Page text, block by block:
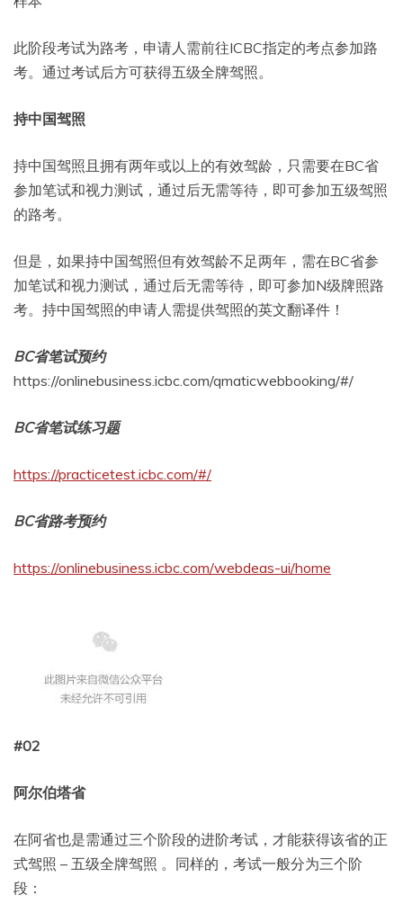
此阶段考试为路考，申请人需前往ICBC指定的考点参加路
考。通过考试后方可获得五级全牌驾照。
持中国驾照
持中国驾照且拥有两年或以上的有效驾龄，只需要在BC省
参加笔试和视力测试，通过后无需等待，即可参加五级驾照
的路考。
但是，如果持中国驾照但有效驾龄不足两年，需在BC省参
加笔试和视力测试，通过后无需等待，即可参加N级牌照路
考。持中国驾照的申请人需提供驾照的英文翻译件！
BC省笔试预约
https://onlinebusiness.icbc.com/qmaticwebbooking/#/
BC省笔试练习题
https://practicetest.icbc.com/#/
BC省路考预约
https://onlinebusiness.icbc.com/webdeas-ui/home
#02
阿尔伯塔省
在阿省也是需通过三个阶段的进阶考试，才能获得该省的正
式驾照 – 五级全牌驾照 。同样的，考试一般分为三个阶
段：